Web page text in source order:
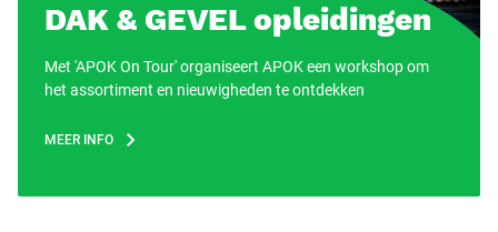
DAK & GEVEL opleidingen
Met 'APOK On Tour' organiseert APOK een workshop om
het assortiment en nieuwigheden te ontdekken
MEER INFO